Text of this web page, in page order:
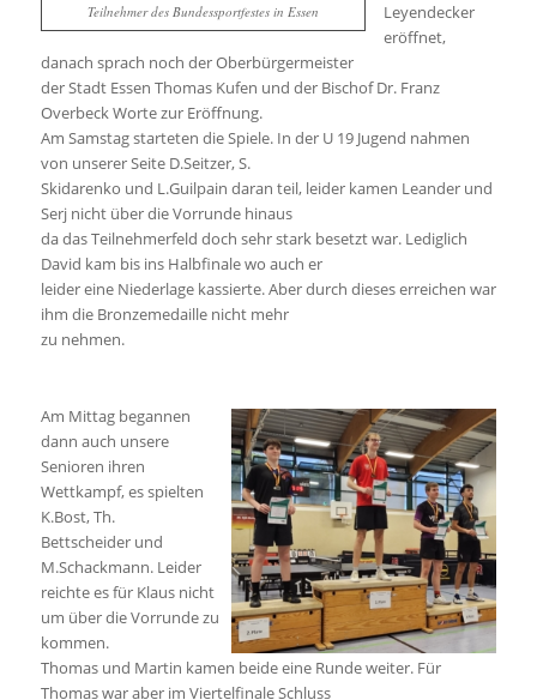
Teilnehmer des Bundessportfestes in Essen
Leyendecker
eröffnet,
danach sprach noch der Oberbürgermeister
der Stadt Essen Thomas Kufen und der Bischof Dr. Franz
Overbeck Worte zur Eröffnung.
Am Samstag starteten die Spiele. In der U 19 Jugend nahmen
von unserer Seite D.Seitzer, S.
Skidarenko und L.Guilpain daran teil, leider kamen Leander und
Serj nicht über die Vorrunde hinaus
da das Teilnehmerfeld doch sehr stark besetzt war. Lediglich
David kam bis ins Halbfinale wo auch er
leider eine Niederlage kassierte. Aber durch dieses erreichen war
ihm die Bronzemedaille nicht mehr
zu nehmen.
Am Mittag begannen
dann auch unsere
Senioren ihren
Wettkampf, es spielten
K.Bost, Th.
Bettscheider und
M.Schackmann. Leider
reichte es für Klaus nicht
um über die Vorrunde zu
kommen.
Thomas und Martin kamen beide eine Runde weiter. Für
Thomas war aber im Viertelfinale Schluss